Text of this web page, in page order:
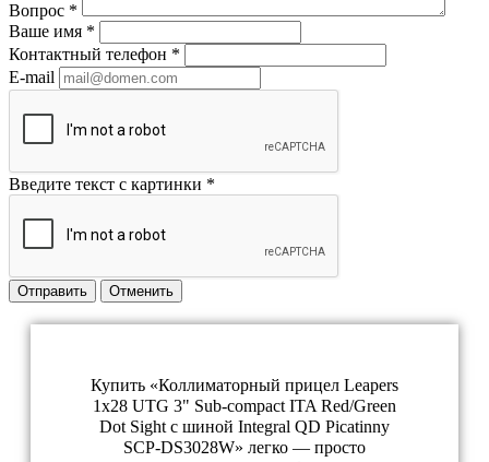
Вопрос *
Ваше имя *
Контактный телефон *
E-mail
Введите текст с картинки *
Отправить Отменить
Купить «Коллиматорный прицел Leapers
1x28 UTG 3" Sub-compact ITA Red/Green
Dot Sight c шиной Integral QD Picatinny
SCP-DS3028W» легко — просто